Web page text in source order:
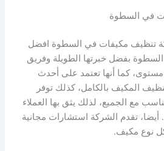
في السطوة
تنظيف مكيفات في السطوة افضل
بفضل خبرتها الطويلة وفريق
كما أنها تعتمد على أحدث
المكيف بالكامل، كذلك توفر
مع الجميع، لذلك يثق بها العملاء
تقدم الشركة استشارات مجانية
نوع مكيف.